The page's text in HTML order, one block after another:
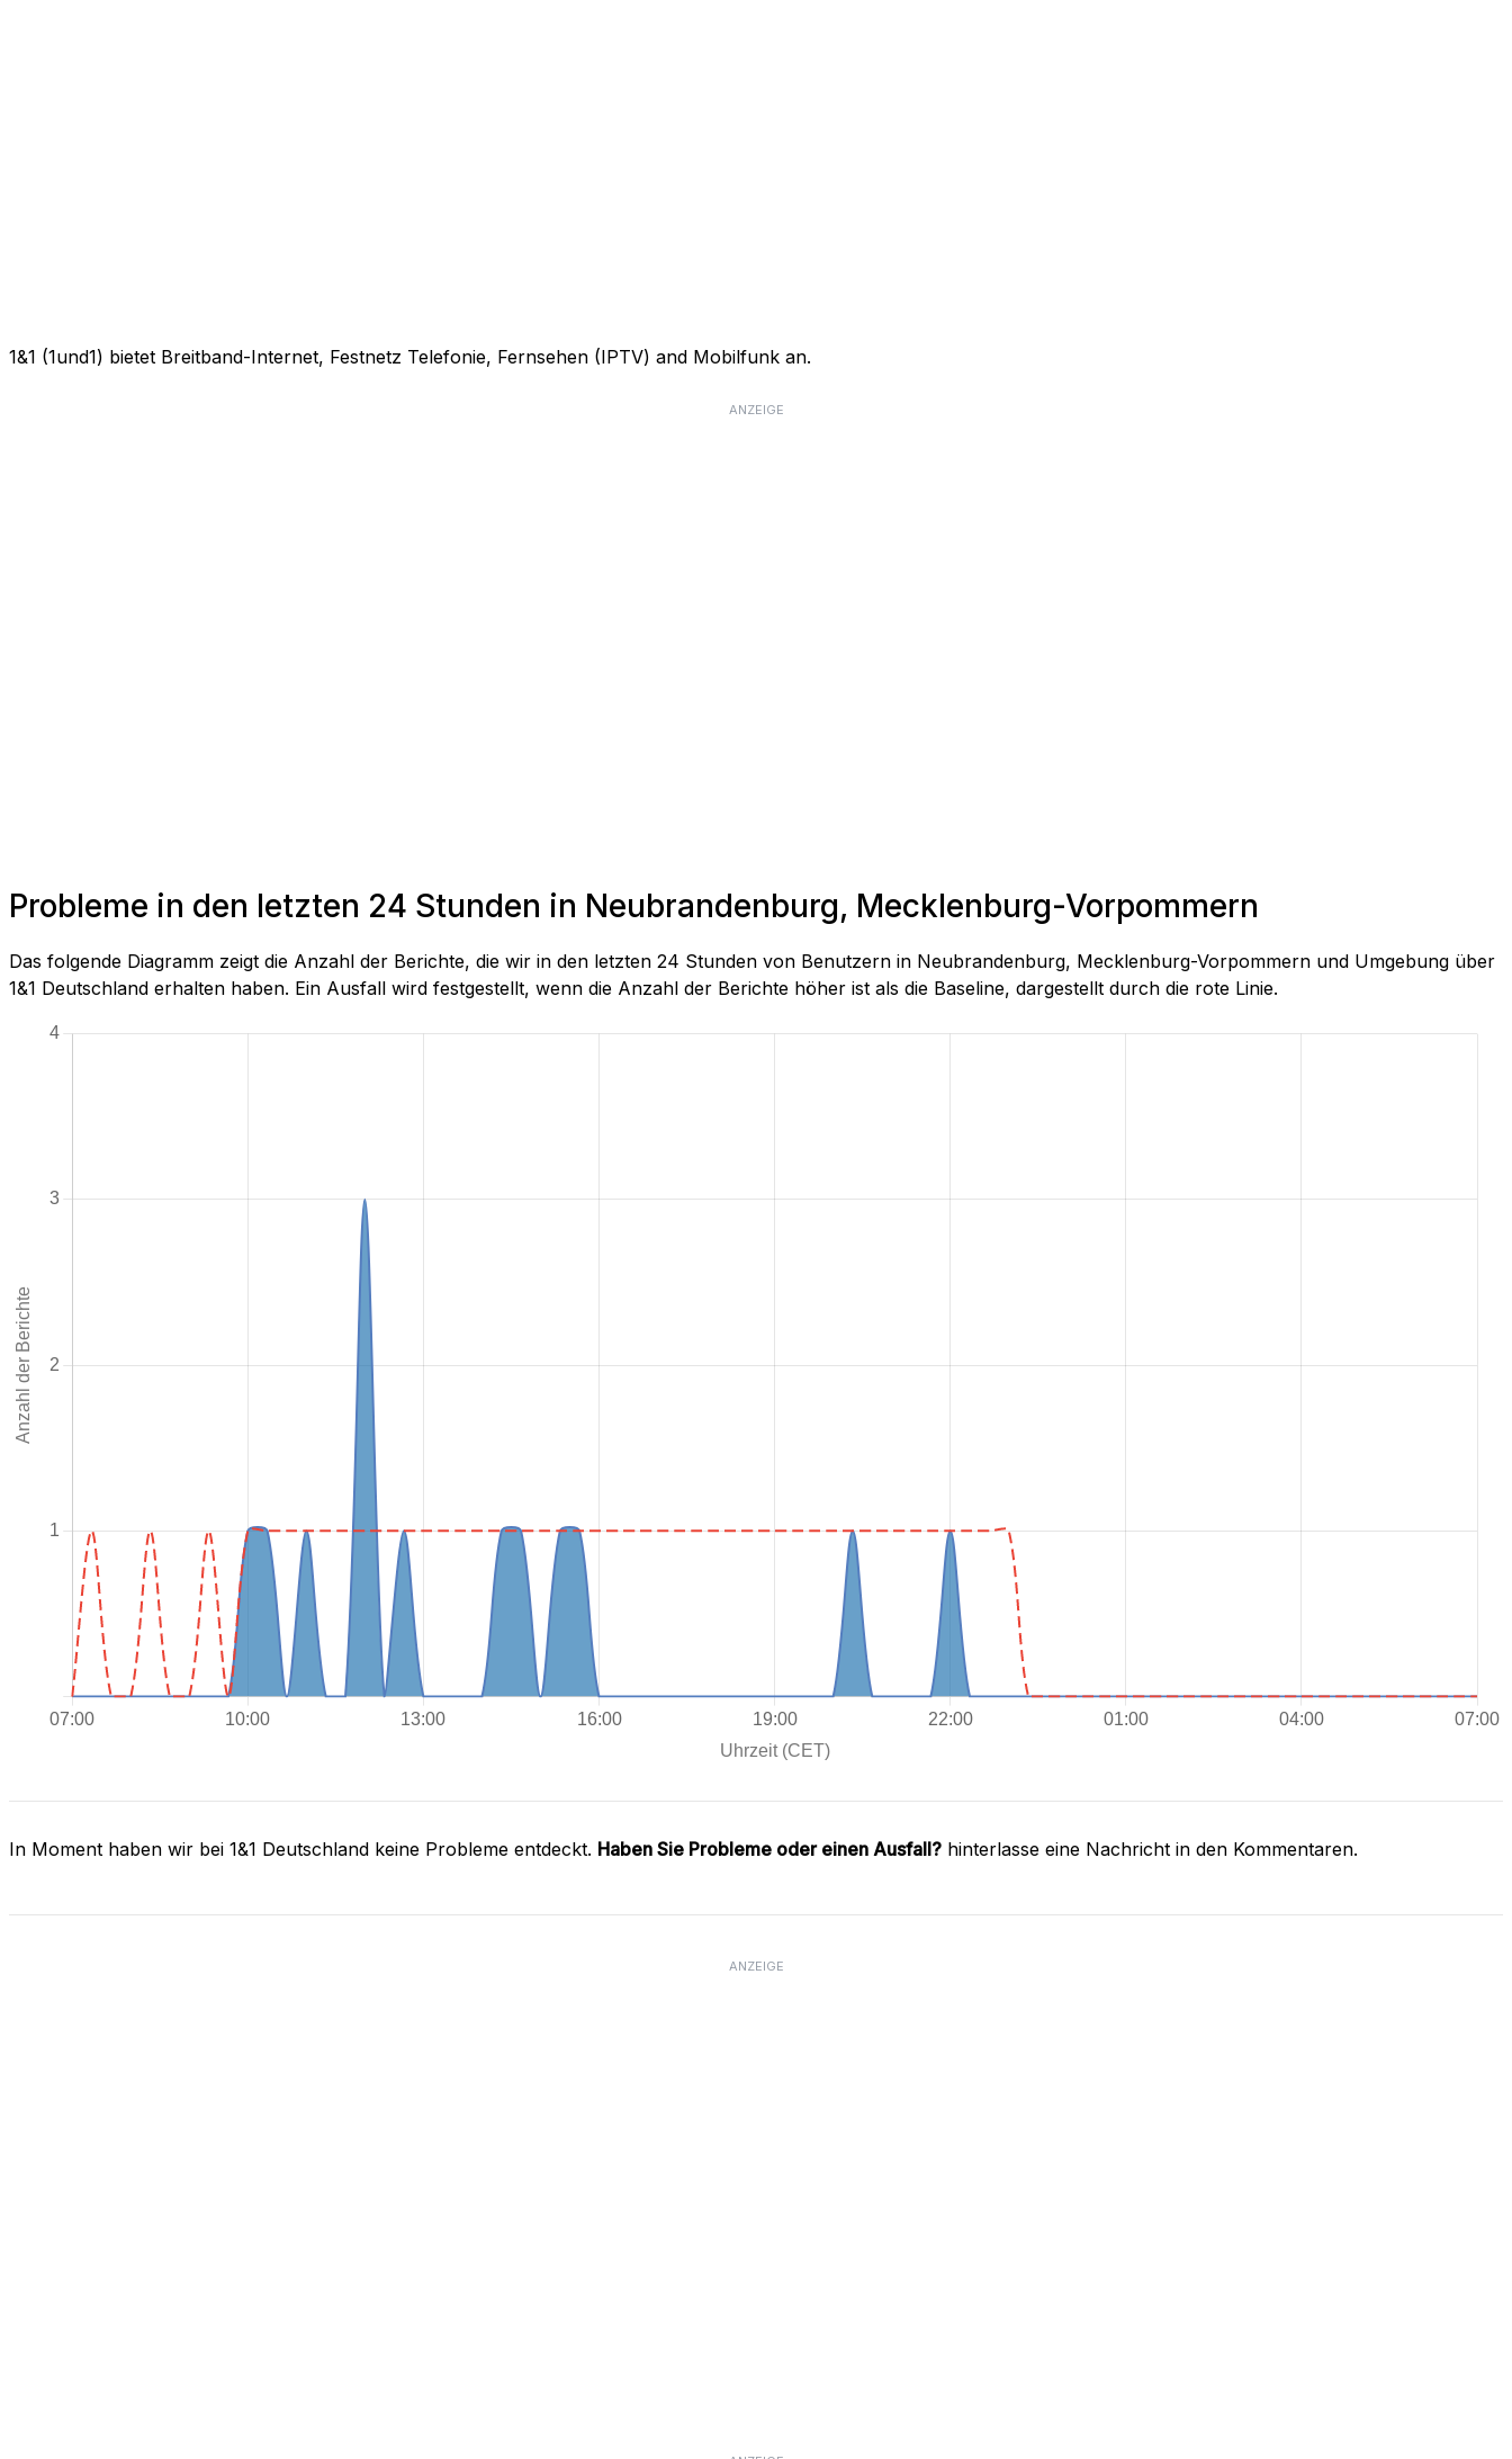
1&1 (1und1) bietet Breitband-Internet, Festnetz Telefonie, Fernsehen (IPTV) and Mobilfunk an.
ANZEIGE
Probleme in den letzten 24 Stunden in Neubrandenburg, Mecklenburg-Vorpommern
Das folgende Diagramm zeigt die Anzahl der Berichte, die wir in den letzten 24 Stunden von Benutzern in Neubrandenburg, Mecklenburg-Vorpommern und Umgebung über
1&1 Deutschland erhalten haben. Ein Ausfall wird festgestellt, wenn die Anzahl der Berichte höher ist als die Baseline, dargestellt durch die rote Linie.
In Moment haben wir bei 1&1 Deutschland keine Probleme entdeckt. Haben Sie Probleme oder einen Ausfall? hinterlasse eine Nachricht in den Kommentaren.
ANZEIGE